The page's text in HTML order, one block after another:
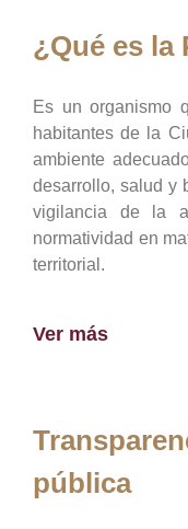
¿Qué es la
Es un organismo
habitantes de la
ambiente
desarrollo, salud y
vigilancia de la
normatividad en
territorial.
Ver más
pública